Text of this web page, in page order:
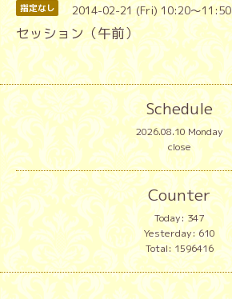
指定なし 2014-02-21 (Fri) 10:20～11:50
セッション（午前）
Schedule
2026.08.10 Monday
close
Counter
Today:347
Yesterday:610
Total:1596416